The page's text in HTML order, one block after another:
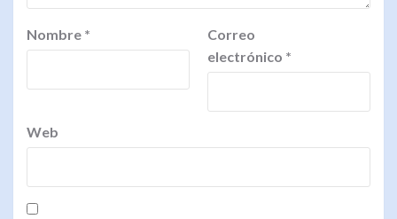
Nombre *
Correo
electrónico *
Web